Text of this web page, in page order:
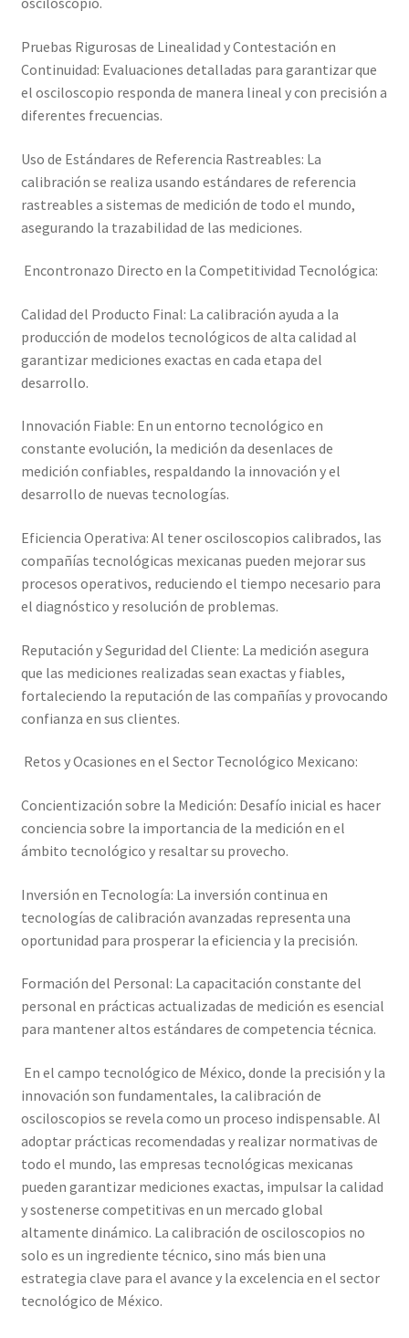
Pruebas Rigurosas de Linealidad y Contestación en
Continuidad: Evaluaciones detalladas para garantizar que
el osciloscopio responda de manera lineal y con precisión a
diferentes frecuencias.
Uso de Estándares de Referencia Rastreables: La
calibración se realiza usando estándares de referencia
rastreables a sistemas de medición de todo el mundo,
asegurando la trazabilidad de las mediciones.
Encontronazo Directo en la Competitividad Tecnológica:
Calidad del Producto Final: La calibración ayuda a la
producción de modelos tecnológicos de alta calidad al
garantizar mediciones exactas en cada etapa del
desarrollo.
Innovación Fiable: En un entorno tecnológico en
constante evolución, la medición da desenlaces de
medición confiables, respaldando la innovación y el
desarrollo de nuevas tecnologías.
Eficiencia Operativa: Al tener osciloscopios calibrados, las
compañías tecnológicas mexicanas pueden mejorar sus
procesos operativos, reduciendo el tiempo necesario para
el diagnóstico y resolución de problemas.
Reputación y Seguridad del Cliente: La medición asegura
que las mediciones realizadas sean exactas y fiables,
fortaleciendo la reputación de las compañías y provocando
confianza en sus clientes.
Retos y Ocasiones en el Sector Tecnológico Mexicano:
Concientización sobre la Medición: Desafío inicial es hacer
conciencia sobre la importancia de la medición en el
ámbito tecnológico y resaltar su provecho.
Inversión en Tecnología: La inversión continua en
tecnologías de calibración avanzadas representa una
oportunidad para prosperar la eficiencia y la precisión.
Formación del Personal: La capacitación constante del
personal en prácticas actualizadas de medición es esencial
para mantener altos estándares de competencia técnica.
En el campo tecnológico de México, donde la precisión y la
innovación son fundamentales, la calibración de
osciloscopios se revela como un proceso indispensable. Al
adoptar prácticas recomendadas y realizar normativas de
todo el mundo, las empresas tecnológicas mexicanas
pueden garantizar mediciones exactas, impulsar la calidad
y sostenerse competitivas en un mercado global
altamente dinámico. La calibración de osciloscopios no
solo es un ingrediente técnico, sino más bien una
estrategia clave para el avance y la excelencia en el sector
tecnológico de México.